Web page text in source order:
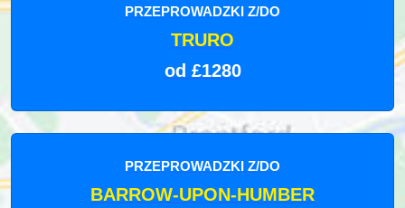
PRZEPROWADZKI Z/DO
TRURO
od £1280
PRZEPROWADZKI Z/DO
BARROW-UPON-HUMBER